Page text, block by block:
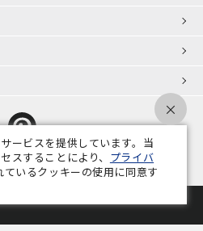
商取引法 会社概要 業務用家具コラム
ービスを提供しています。当
スすることにより、 プライバ
ているクッキーの使用に同意す
×